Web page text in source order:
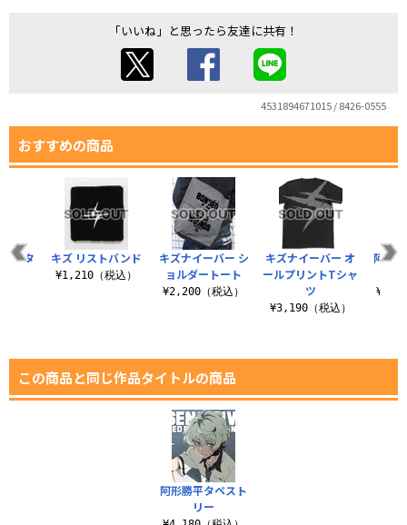
「いいね」と思ったら友達に共有！
4531894671015 / 8426-0555
おすすめの商品
キズナイーバー シ
ョルダートート
¥2,200（税込）
キズナイーバー オ
ールプリントTシャ
ツ
¥3,190（税込）
阿形
ー タ
キズ リストバンド
¥1,210（税込）
この商品と同じ作品タイトルの商品
阿形勝平タペスト
リー